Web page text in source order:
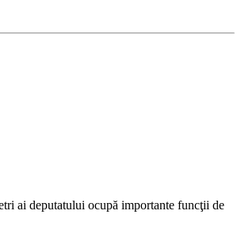
ai deputatului ocupă importante funcţii de